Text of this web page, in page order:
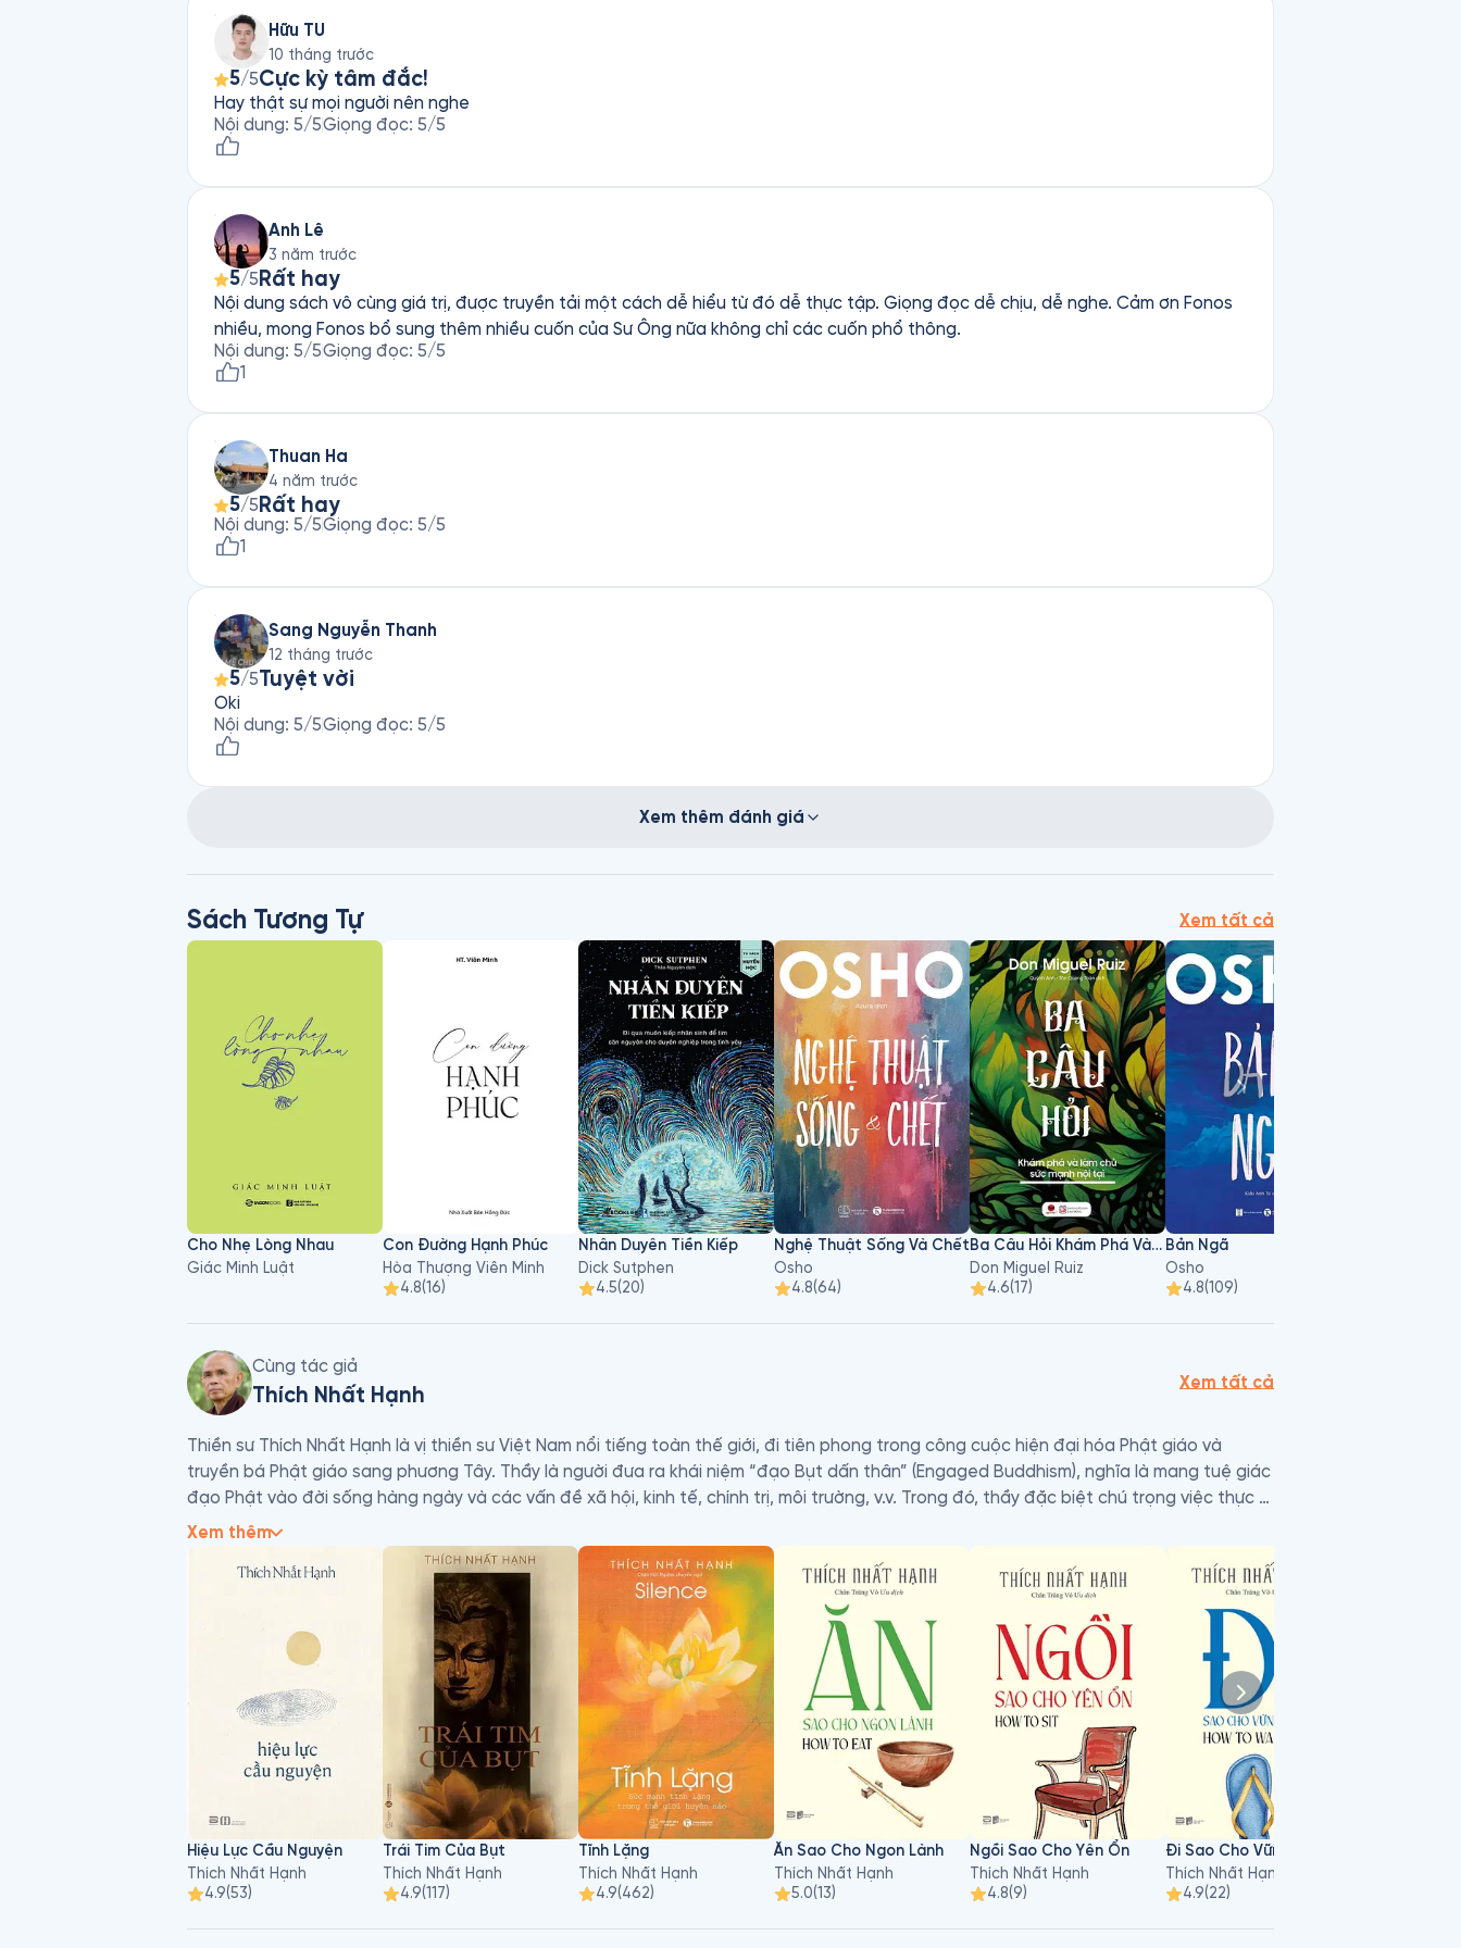
Hữu TU
10 tháng trước
5/5Cực kỳ tâm đắc!
Hay thật sự mọi người nên nghe
Nội dung: 5/5Giọng đọc: 5/5
Anh Lê
3 năm trước
5/5 Rất hay
Nội dung sách vô cùng giá trị, được truyền tải một cách dễ hiểu từ đó dễ thực tập. Giọng đọc dễ chịu, dễ nghe. Cảm ơn Fonos
nhiều, mong Fonos bổ sung thêm nhiều cuốn của Sư Ông nữa không chỉ các cuốn phổ thông.
Nội dung: 5/5Giọng đọc: 5/5
1
Thuan Ha
4 năm trước
5/5 Rất hay
Nội dung: 5/5Giọng đọc: 5/5
1
Sang Nguyễn Thanh
12 tháng trước
5/5Tuyệt vời
Oki
Nội dung: 5/5Giọng đọc: 5/5
Xem thêm đánh giá
Sách Tương Tự Xem tất cả
Cho Nhẹ Lòng Nhau
Giác Minh Luật
Con Đường Hạnh Phúc
Hòa Thượng Viên Minh
4.8(16)
Nhân Duyên Tiền Kiếp
Dick Sutphen
4.5(20)
Nghệ Thuật Sống Và Chết
Osho
4.8(64)
Ba Câu Hỏi Khám Phá Và Làm Chủ Sức Mạnh Nội Tại
Don Miguel Ruiz
4.6(17)
Bản Ngã
Osho
4.8(109)
Cùng tác giả
Thích Nhất Hạnh
Xem tất cả
Thiền sư Thích Nhất Hạnh là vị thiền sư Việt Nam nổi tiếng toàn thế giới, đi tiên phong trong công cuộc hiện đại hóa Phật giáo và
truyền bá Phật giáo sang phương Tây. Thầy là người đưa ra khái niệm “đạo Bụt dấn thân” (Engaged Buddhism), nghĩa là mang tuệ giác
đạo Phật vào đời sống hàng ngày và các vấn đề xã hội, kinh tế, chính trị, môi trường, v.v. Trong đó, thầy đặc biệt chú trọng việc thực
tập chánh niệm (mindfulness), mà thầy gọi là “trái tim của thiền tập”.
Thầy viết rất nhiều sách bằng tiếng Anh và tiếng Việt để đưa đạo Phật tới đông đảo quần chúng, không phân biệt màu da, quốc tịch,
tôn giáo, tầng lớp. Cách diễn giải đạo Phật của thầy mang tính thực hành và khoa học hơn là tôn giáo, nên phù hợp với con người hiện
đại với những vấn đề đặc thù của thời đại. Thầy còn có cả một dòng sách dành riêng cho trẻ em. Nhiều tác phẩm của thầy đã được
dịch sang nhiều thứ tiếng khác nhau và được bạn đọc thế giới yêu mến như Phép Lạ Của Sự Tỉnh Thức, An Lạc Từng Bước Chân, Quyền
Lực Đích Thực, Giận. Thầy cũng thành lập nhiều tu viện cho tăng ni và thiền sinh tu tập tại Pháp, Đức, Mỹ, Úc, Thái Lan. Với các nỗ lực
hoạt động vì hòa bình, Thầy đã được chính nhà hoạt động nhân quyền, mục sư Martin Luther King đề cử giải Nobel Hòa bình năm 1967.
Nhờ thực tập theo các phương pháp của Thầy như thở chánh niệm, thiền đi, thiền buông thư, v.v. hàng triệu, hàng chục triệu người
trên toàn thế giới, từ Đông sang Tây, từ tu sĩ đến tù nhân, đã tìm thấy niềm vui sống và ý nghĩa của cuộc đời. Thầy đích thực là một vị
bồ tát của thời hiện đại và là niềm tự hào của Việt Nam.
Xem thêm
Hiệu Lực Cầu Nguyện
Thích Nhất Hạnh
4.9(53)
Trái Tim Của Bụt
Thích Nhất Hạnh
4.9(117)
Tĩnh Lặng
Thích Nhất Hạnh
4.9(462)
Ăn Sao Cho Ngon Lành
Thích Nhất Hạnh
5.0(13)
Ngồi Sao Cho Yên Ổn
Thích Nhất Hạnh
4.8(9)
Đi Sao Cho Vững Vàng
Thích Nhất Hạnh
4.9(22)